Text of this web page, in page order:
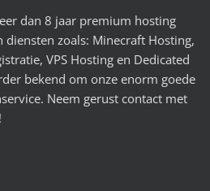
dan 8 jaar premium hosting
diensten zoals: Minecraft Hosting,
VPS Hosting en Dedicated
bekend om onze enorm goede
Neem gerust contact met